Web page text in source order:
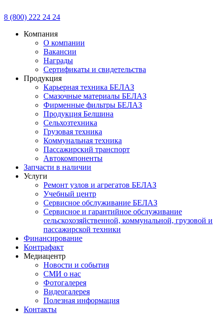
8 (800) 222 24 24
Компания
О компании
Вакансии
Награды
Сертификаты и свидетельства
Продукция
Карьерная техника БЕЛАЗ
Смазочные материалы БЕЛАЗ
Фирменные фильтры БЕЛАЗ
Продукция Белшина
Сельхозтехника
Грузовая техника
Коммунальная техника
Пассажирский транспорт
Автокомпоненты
Запчасти в наличии
Услуги
Ремонт узлов и агрегатов БЕЛАЗ
Учебный центр
Сервисное обслуживание БЕЛАЗ
Сервисное и гарантийное обслуживание
сельскохозяйственной, коммунальной, грузовой и
пассажирской техники
Финансирование
Контрафакт
Медиацентр
Новости и события
СМИ о нас
Фотогалерея
Видеогалерея
Полезная информация
Контакты